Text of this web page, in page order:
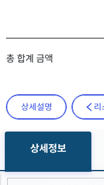
총 합계 금액
상세설명 리
상세정보